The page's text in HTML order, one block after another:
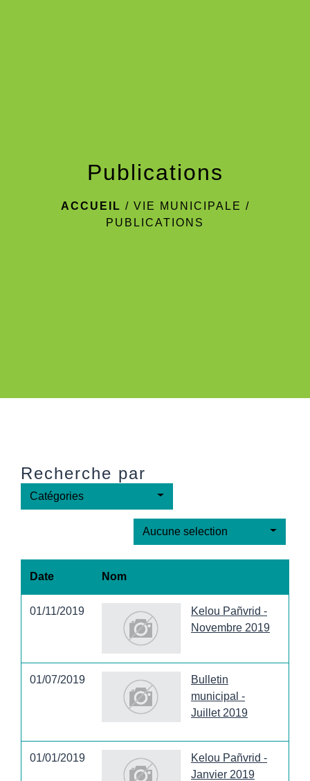
Publications
ACCUEIL / VIE MUNICIPALE /
PUBLICATIONS
Recherche par
Catégories
Aucune selection
Date Nom
01/11/2019
Kelou Pañvrid -
Novembre 2019
01/07/2019
Bulletin
municipal -
Juillet 2019
01/01/2019
Kelou Pañvrid -
Janvier 2019